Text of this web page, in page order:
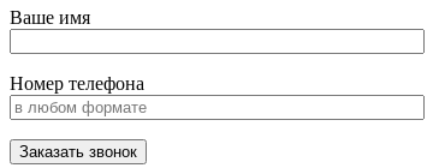
Ваше имя
Номер телефона